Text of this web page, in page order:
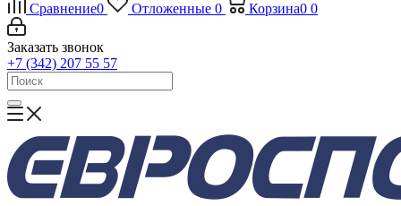
Сравнение0 Отложенные 0 Корзина0 0
Заказать звонок
+7 (342) 207 55 57